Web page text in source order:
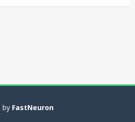
FastNeuron